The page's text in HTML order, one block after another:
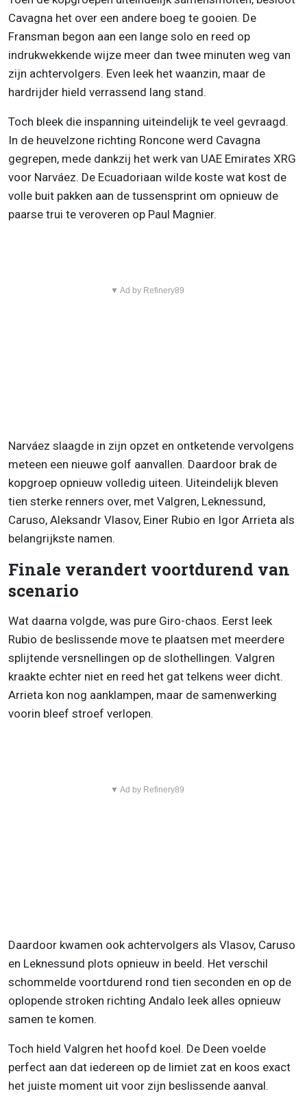
Cavagna het over een andere boeg te gooien. De
Fransman begon aan een lange solo en reed op
indrukwekkende wijze meer dan twee minuten weg van
zijn achtervolgers. Even leek het waanzin, maar de
hardrijder hield verrassend lang stand.
Toch bleek die inspanning uiteindelijk te veel gevraagd.
In de heuvelzone richting Roncone werd Cavagna
gegrepen, mede dankzij het werk van UAE Emirates XRG
voor Narváez. De Ecuadoriaan wilde koste wat kost de
volle buit pakken aan de tussensprint om opnieuw de
paarse trui te veroveren op Paul Magnier.
▼ Ad by Refinery89
Narváez slaagde in zijn opzet en ontketende vervolgens
meteen een nieuwe golf aanvallen. Daardoor brak de
kopgroep opnieuw volledig uiteen. Uiteindelijk bleven
tien sterke renners over, met Valgren, Leknessund,
Caruso, Aleksandr Vlasov, Einer Rubio en Igor Arrieta als
belangrijkste namen.
Finale verandert voortdurend van
scenario
Wat daarna volgde, was pure Giro-chaos. Eerst leek
Rubio de beslissende move te plaatsen met meerdere
splijtende versnellingen op de slothellingen. Valgren
kraakte echter niet en reed het gat telkens weer dicht.
Arrieta kon nog aanklampen, maar de samenwerking
voorin bleef stroef verlopen.
▼ Ad by Refinery89
Daardoor kwamen ook achtervolgers als Vlasov, Caruso
en Leknessund plots opnieuw in beeld. Het verschil
schommelde voortdurend rond tien seconden en op de
oplopende stroken richting Andalo leek alles opnieuw
samen te komen.
Toch hield Valgren het hoofd koel. De Deen voelde
perfect aan dat iedereen op de limiet zat en koos exact
het juiste moment uit voor zijn beslissende aanval.